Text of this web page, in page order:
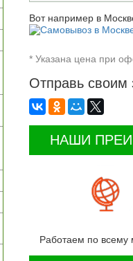
Вот например в
* Указана цена при
Отправь своим
НАШИ
Работаем по всему